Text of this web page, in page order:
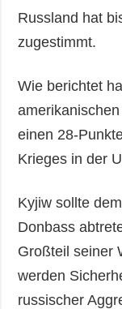
Russland hat
zugestimmt.
Wie berichtet
einen 28-
Krieges in der
Kyjiw sollte
Donbass
Großteil seiner
werden
russischer